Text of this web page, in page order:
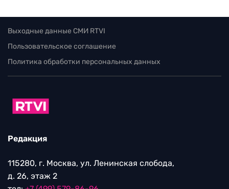
Выходные данные СМИ RTVI
Пользовательское соглашение
Политика обработки персональных данных
Редакция
115280, г. Москва, ул. Ленинская слобода,
д. 26, этаж 2